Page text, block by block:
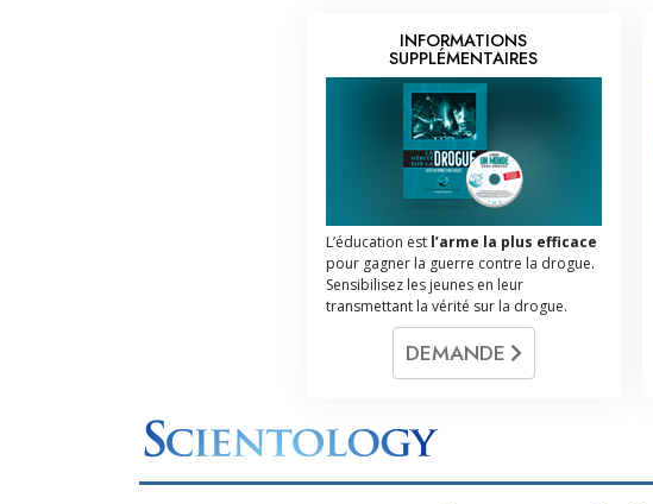
INFORMATIONS
SUPPLÉMENTAIRES
L’éducation est l’arme la plus efficace
pour gagner la guerre contre la drogue.
Sensibilisez les jeunes en leur
transmettant la vérité sur la drogue.
DEMANDE